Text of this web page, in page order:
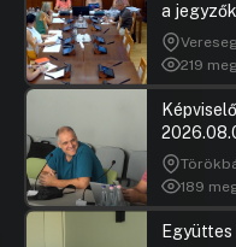
36. Napirendi pont
UGRÁS A
a
219
189